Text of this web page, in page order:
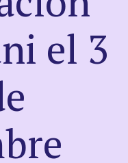
el 3